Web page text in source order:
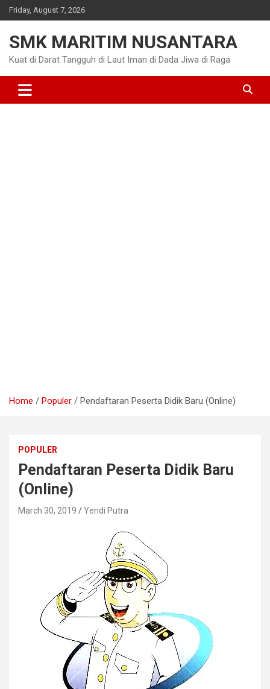
Skip
to
Friday, August 7, 2026
SMK MARITIM NUSANTARA
Kuat di Darat Tangguh di Laut Iman di Dada Jiwa di Raga
Home Populer Pendaftaran Peserta Didik Baru (Online)
POPULER
Pendaftaran Peserta Didik Baru
(Online)
March 30, 2019 Yendi Putra